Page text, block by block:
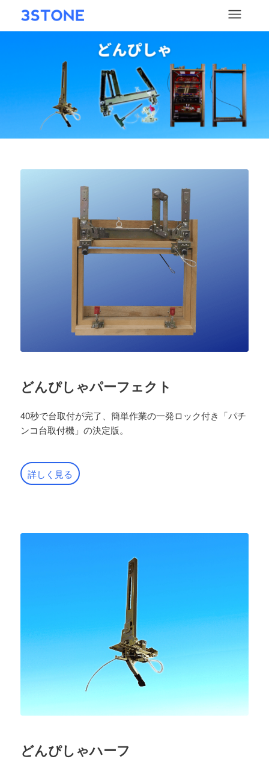
どんぴしゃパーフェクト
40秒で台取付が完了、簡単作業の一発ロック付き「パチ
ンコ台取付機」の決定版。
詳しく見る
どんぴしゃハーフ